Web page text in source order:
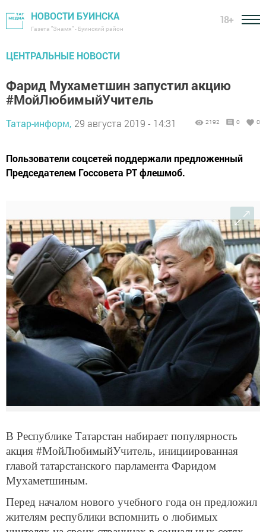
НОВОСТИ БУИНСКА
Газета "Знамя" - Буинский район
18+
ЦЕНТРАЛЬНЫЕ НОВОСТИ
Фарид Мухаметшин запустил акцию
#МойЛюбимыйУчитель
Татар-информ, 29 августа 2019 - 14:31 2192 0 0
Пользователи соцсетей поддержали предложенный
Председателем Госсовета РТ флешмоб.
В Республике Татарстан набирает популярность
акция #МойЛюбимыйУчитель, инициированная
главой татарстанского парламента Фаридом
Мухаметшиным.
Перед началом нового учебного года он предложил
жителям республики вспомнить о любимых